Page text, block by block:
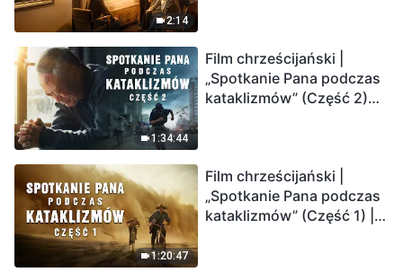
2:14
1:34:44
Film chrześcijański |
„Spotkanie Pana podczas
kataklizmów” (Część 2)
Ludzkość weszła w
odliczanie. Czy znalazłeś
już drogę ocalenia?
1:20:47
Film chrześcijański |
„Spotkanie Pana podczas
kataklizmów” (Część 1) |